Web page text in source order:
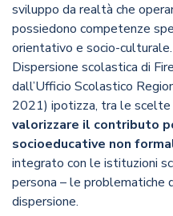
sviluppo da realtà che
possiedono competenze
orientativo e socio-culturale.
Dispersione scolastica di
dall’Ufficio Scolastico
2021) ipotizza, tra le
valorizzare il contributo
socioeducative non
integrato con le istituzioni
persona – le problematiche
dispersione.